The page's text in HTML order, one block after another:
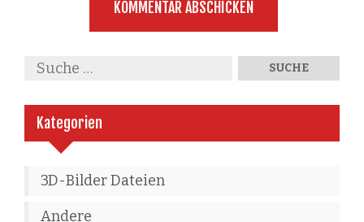
Kategorien
3D-Bilder Dateien
Andere